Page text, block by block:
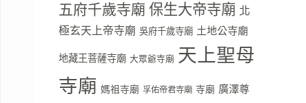
五府千歲寺廟 保生大帝寺廟 北
極玄天上帝寺廟 吳府千歲寺廟 土地公寺廟
地藏王菩薩寺廟 大眾爺寺廟 天上聖母
寺廟 媽祖寺廟 孚佑帝君寺廟 寺廟 廣澤尊